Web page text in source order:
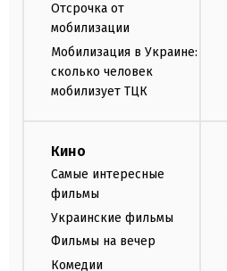
Отсрочка от
мобилизации
Мобилизация в Украине:
сколько человек
мобилизует ТЦК
Кино
Самые интересные
фильмы
Украинские фильмы
Фильмы на вечер
Комедии